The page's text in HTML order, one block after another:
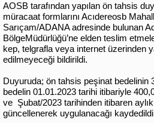
AOSB tarafından yapılan ön tahsis
müracaat formlarını Acıdereosb
Sarıçam/ADANA adresinde bulunan
BölgeMüdürlüğü’ne elden teslim
kep, telgrafla veya internet üzerinden
edilmeyeceği bildirildi.
Duyuruda; ön tahsis peşinat
bedelin 01.01.2023 tarihi itibariyle
ve Şubat/2023 tarihinden itibaren aylık
güncellenerek uygulanacağı